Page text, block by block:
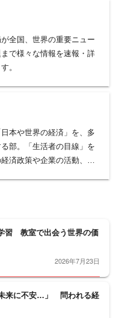
全国、世界の重要ニュー
で様々な情報を速報・詳
。
日本や世界の経済」を、多
部。「生活者の目線」を
済政策や企業の活動、株
浮き彫りにしていく役割
ている温室効果ガス削減
動運転などをめぐる最先
材も続け、技術革新のう
し、映像化に知恵を絞
習 教室で出会う世界の価
2026年7月23日
来に不安…」 問われる経